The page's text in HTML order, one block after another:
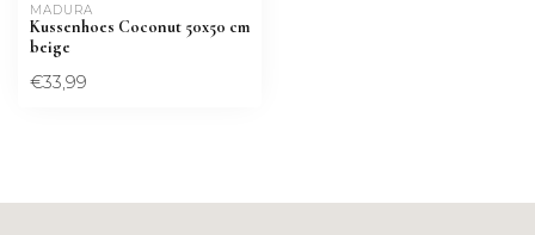
MADURA
Kussenhoes Coconut 50x50 cm
beige
€33,99